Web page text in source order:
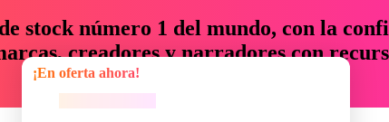
stock número 1 del mundo, con la
creadores y narradores con
un 76 % en tiempo y presupuesto.
¡En oferta ahora!